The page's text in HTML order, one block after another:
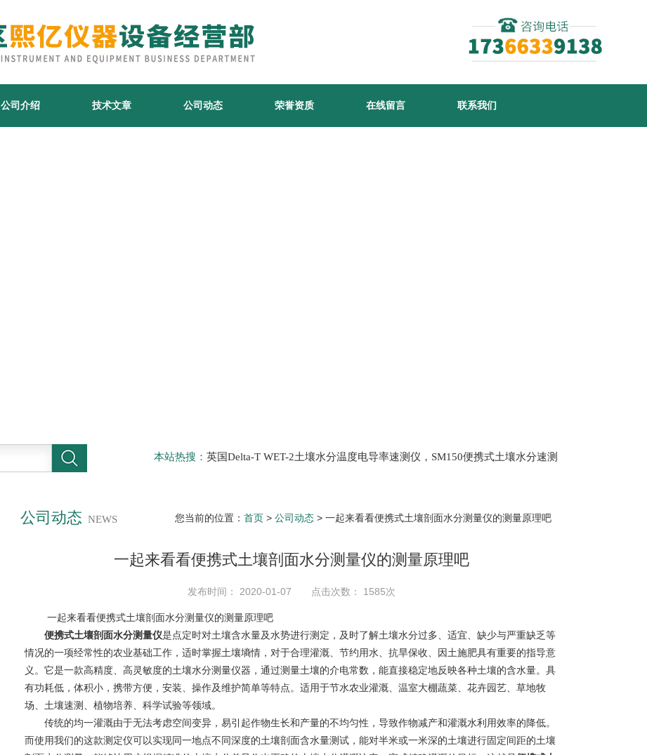
公司介绍 技术文章 公司动态 荣誉资质 在线留言 联系我们
本站热搜： 英国Delta-T WET-2土壤水分温度电导率速测仪，SM150便携式土壤水分速测
公司动态 NEWS 您当前的位置： 首页 > 公司动态 > 一起来看看便携式土壤剖面水分测量仪的测量原理吧
一起来看看便携式土壤剖面水分测量仪的测量原理吧
发布时间： 2020-01-07 点击次数： 1585次
一起来看看便携式土壤剖面水分测量仪的测量原理吧
便携式土壤剖面水分测量仪是点定时对土壤含水量及水势进行测定，及时了解土壤水分过多、适宜、缺少与严重缺乏等
情况的一项经常性的农业基础工作，适时掌握土壤墒情，对于合理灌溉、节约用水、抗旱保收、因土施肥具有重要的指导意
义。它是一款高精度、高灵敏度的土壤水分测量仪器，通过测量土壤的介电常数，能直接稳定地反映各种土壤的含水量。具
有功耗低，体积小，携带方便，安装、操作及维护简单等特点。适用于节水农业灌溉、温室大棚蔬菜、花卉园艺、草地牧
场、土壤速测、植物培养、科学试验等领域。
传统的均一灌溉由于无法考虑空间变异，易引起作物生长和产量的不均匀性，导致作物减产和灌溉水利用效率的降低。
而使用我们的这款测定仪可以实现同一地点不同深度的土壤剖面含水量测试，能对半米或一米深的土壤进行固定间距的土壤